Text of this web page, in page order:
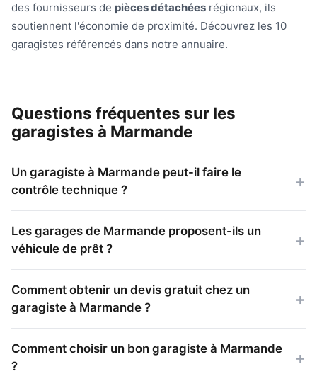
des fournisseurs de pièces détachées régionaux, ils
soutiennent l'économie de proximité. Découvrez les 10
garagistes référencés dans notre annuaire.
Questions fréquentes sur les
garagistes à Marmande
Un garagiste à Marmande peut-il faire le
contrôle technique ?
Les garages de Marmande proposent-ils un
véhicule de prêt ?
Comment obtenir un devis gratuit chez un
garagiste à Marmande ?
Comment choisir un bon garagiste à Marmande
?